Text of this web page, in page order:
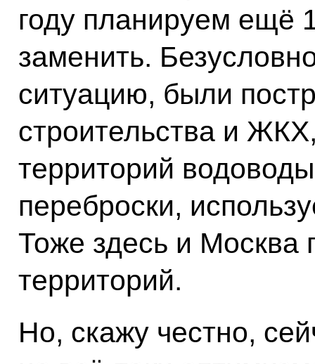
году планируем ещё
заменить.
ситуацию, были
строительства и
территорий
переброски,
Тоже здесь и Москва
территорий.
Но, скажу честно,